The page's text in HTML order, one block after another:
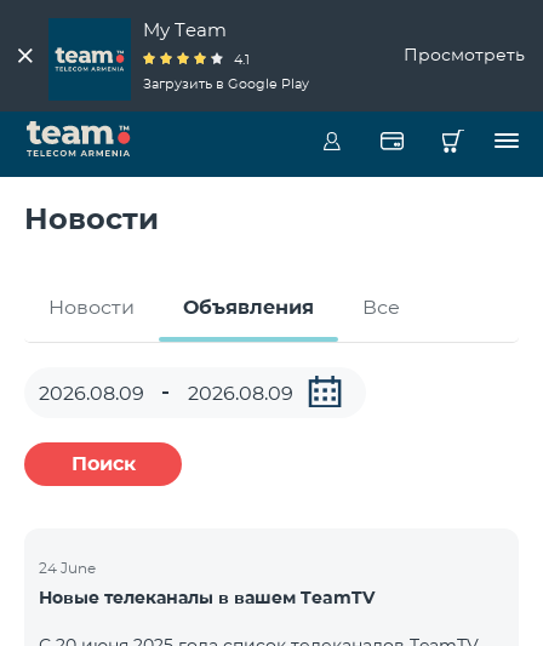
My Team
4.1
Загрузить в Google Play
Просмотреть
Новости
Новости Объявления Все
Поиск
24 June
Новые телеканалы в вашем TeamTV